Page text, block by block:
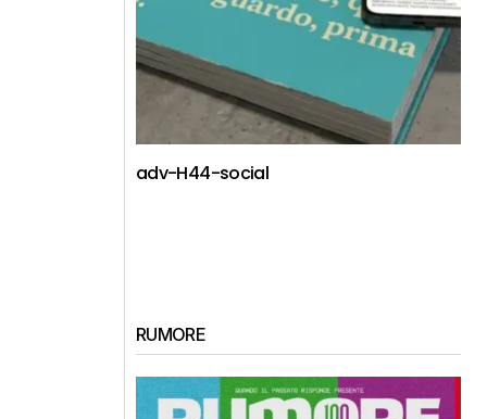
adv-H44-social
RUMORE